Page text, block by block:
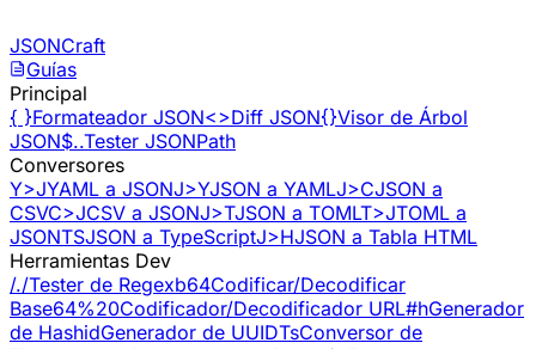
JSONCraft
Guías
Principal
{ }Formateador JSON<>Diff JSON{}Visor de Árbol
JSON$..Tester JSONPath
Conversores
Y>JYAML a JSONJ>YJSON a YAMLJ>CJSON a
CSVC>JCSV a JSONJ>TJSON a TOMLT>JTOML a
JSONTSJSON a TypeScriptJ>HJSON a Tabla HTML
Herramientas Dev
/./Tester de Regexb64Codificar/Decodificar
Base64%20Codificador/Decodificador URL#hGenerador
de HashidGenerador de UUIDTsConversor de